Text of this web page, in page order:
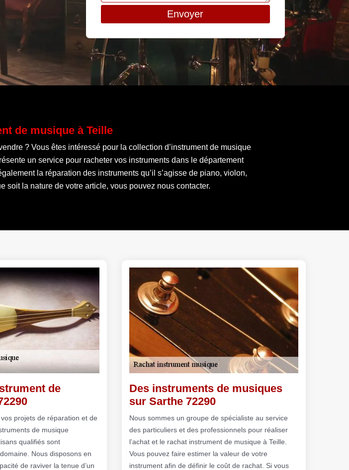
de musique à Teille
? Vous êtes intéressé pour la collection d’instrument de musique
un service pour racheter vos instruments dans le département
la réparation des instruments qu’il s’agisse de piano, violon,
soit la nature de votre article, vous pouvez nous contacter.
de
projets de réparation et de
de musique
qualifiés sont
Nous disposons en
de raviver la tenue d’un
Des instruments de musiques
sur Sarthe 72290
Nous sommes un groupe de spécialiste au service
des particuliers et des professionnels pour réaliser
l’achat et le rachat instrument de musique à Teille.
Vous pouvez faire estimer la valeur de votre
instrument afin de définir le coût de rachat. Si vous